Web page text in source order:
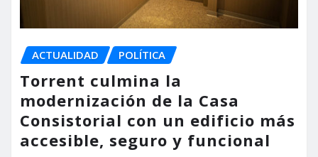
ACTUALIDAD POLÍTICA
Torrent culmina la
modernización de la Casa
Consistorial con un edificio más
accesible, seguro y funcional